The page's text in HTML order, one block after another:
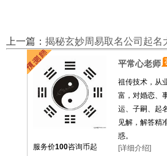
上一篇： 揭秘玄妙周易取名公司起